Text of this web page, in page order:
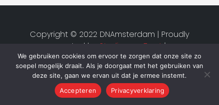
We gebruiken cookies om ervoor te zorgen dat onze site zo
soepel mogelijk draait. Als je doorgaat met het gebruiken van
deze site, gaan we ervan uit dat je ermee instemt.
Accepteren
Privacyverklaring
Copyright © 2022 DNAmsterdam | Proudly
created by Studio van Zwet |
Privacyverklaring|Algemene
voorwaarden